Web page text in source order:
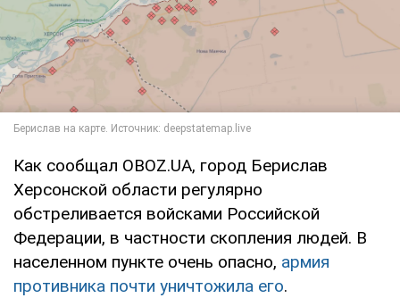
Как сообщал OBOZ.UA, город Берислав
Херсонской области регулярно
обстреливается войсками Российской
Федерации, в частности скопления людей. В
населенном пункте очень опасно, армия
противника почти уничтожила его.